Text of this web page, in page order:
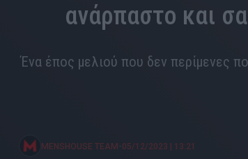
ανάρπαστο και
Ένα έπος μελιού που δεν περίμενες
MENSHOUSE TEAM 05/12/2023 | 13:21